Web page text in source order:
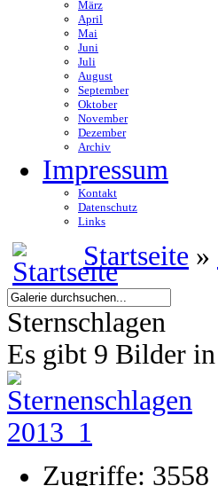
März
April
Mai
Juni
Juli
August
September
Oktober
November
Dezember
Archiv
Impressum
Kontakt
Datenschutz
Links
Startseite »
Sternschlagen
Es gibt 9 Bilder
Zugriffe: 3558